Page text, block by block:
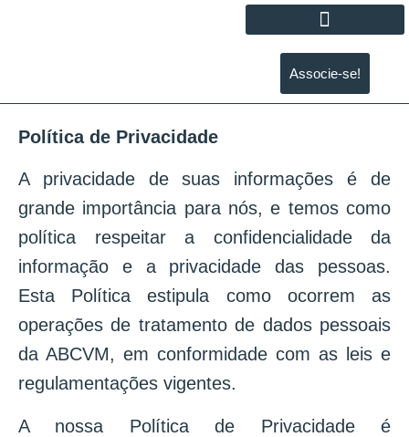
Associe-se!
Política de Privacidade
A privacidade de suas informações é de
grande importância para nós, e temos como
política respeitar a confidencialidade da
informação e a privacidade das pessoas.
Esta Política estipula como ocorrem as
operações de tratamento de dados pessoais
da ABCVM, em conformidade com as leis e
regulamentações vigentes.
A nossa Política de Privacidade é